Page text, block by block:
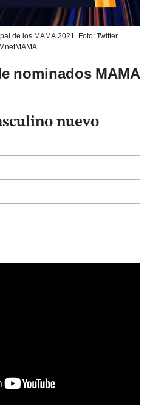
de los MAMA 2021. Foto: Twitter
nominados MAMA
nuevo